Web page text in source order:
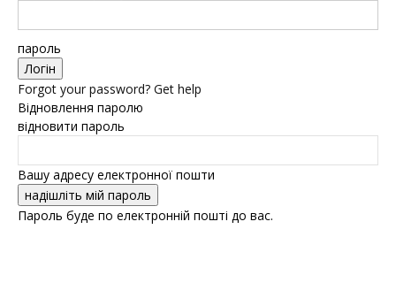
пароль
Forgot your password? Get help
Відновлення паролю
відновити пароль
Вашу адресу електронної пошти
Пароль буде по електронній пошті до вас.